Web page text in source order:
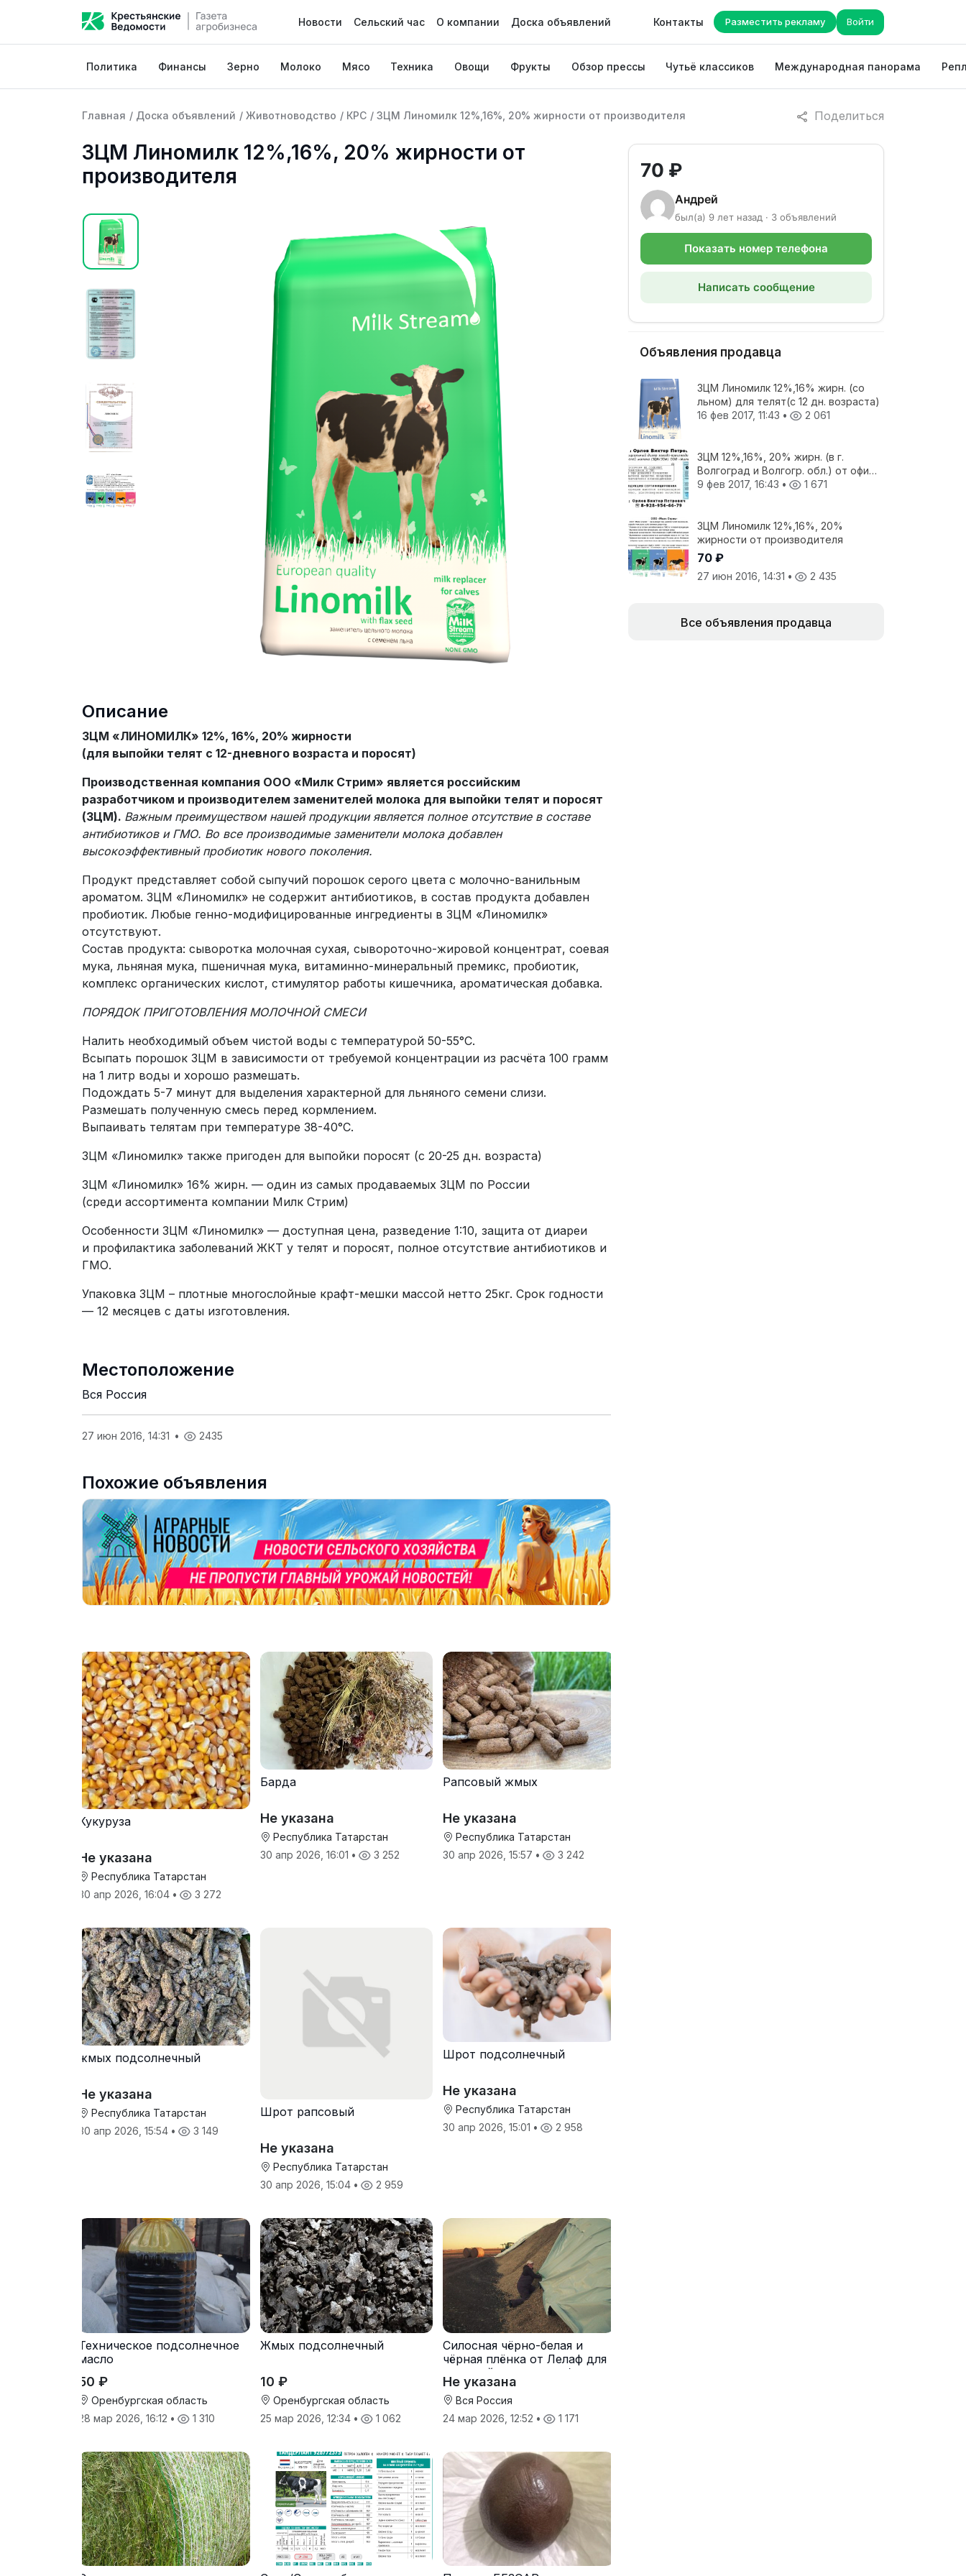
Новости Сельский час О компании Доска объявлений Контакты Разместить рекламу Войти
Политика Финансы Зерно Молоко Мясо Техника Овощи Фрукты Обзор прессы Чутьё классиков Международная панорама
Поделиться
Главная / Доска объявлений / Животноводство / КРС / ЗЦМ Линомилк 12%,16%, 20% жирности от производителя
ЗЦМ Линомилк 12%,16%, 20% жирности от
производителя
Описание
ЗЦМ «ЛИНОМИЛК» 12%, 16%, 20% жирности
(для выпойки телят с 12-дневного возраста и поросят)
Производственная компания ООО «Милк Стрим» является российским
разработчиком и производителем заменителей молока для выпойки телят и поросят
(ЗЦМ). Важным преимуществом нашей продукции является полное отсутствие в составе
антибиотиков и ГМО. Во все производимые заменители молока добавлен
высокоэффективный пробиотик нового поколения.
Продукт представляет собой сыпучий порошок серого цвета с молочно-ванильным
ароматом. ЗЦМ «Линомилк» не содержит антибиотиков, в состав продукта добавлен
пробиотик. Любые генно-модифицированные ингредиенты в ЗЦМ «Линомилк»
отсутствуют.
Состав продукта: сыворотка молочная сухая, сывороточно-жировой концентрат, соевая
мука, льняная мука, пшеничная мука, витаминно-минеральный премикс, пробиотик,
комплекс органических кислот, стимулятор работы кишечника, ароматическая добавка.
ПОРЯДОК ПРИГОТОВЛЕНИЯ МОЛОЧНОЙ СМЕСИ
Налить необходимый объем чистой воды с температурой 50-55°С.
Всыпать порошок ЗЦМ в зависимости от требуемой концентрации из расчёта 100 грамм
на 1 литр воды и хорошо размешать.
Подождать 5-7 минут для выделения характерной для льняного семени слизи.
Размешать полученную смесь перед кормлением.
Выпаивать телятам при температуре 38-40°С.
ЗЦМ «Линомилк» также пригоден для выпойки поросят (с 20-25 дн. возраста)
ЗЦМ «Линомилк» 16% жирн. — один из самых продаваемых ЗЦМ по России
(среди ассортимента компании Милк Стрим)
Особенности ЗЦМ «Линомилк» — доступная цена, разведение 1:10, защита от диареи
и профилактика заболеваний ЖКТ у телят и поросят, полное отсутствие антибиотиков и
ГМО.
Упаковка ЗЦМ – плотные многослойные крафт-мешки массой нетто 25кг. Срок годности
— 12 месяцев с даты изготовления.
Местоположение
Вся Россия
27 июн 2016, 14:31 • 2435
Похожие объявления
Кукуруза
Не указана
Республика Татарстан
30 апр 2026, 16:04 • 3 272
Барда
Не указана
Республика Татарстан
30 апр 2026, 16:01 • 3 252
Рапсовый жмых
Не указана
Республика Татарстан
30 апр 2026, 15:57 • 3 242
жмых подсолнечный
Не указана
Республика Татарстан
30 апр 2026, 15:54 • 3 149
Шрот рапсовый
Не указана
Республика Татарстан
30 апр 2026, 15:04 • 2 959
Шрот подсолнечный
Не указана
Республика Татарстан
30 апр 2026, 15:01 • 2 958
Техническое подсолнечное
масло
50 ₽
Оренбургская область
28 мар 2026, 16:12 • 1 310
Жмых подсолнечный
10 ₽
Оренбургская область
25 мар 2026, 12:34 • 1 062
Силосная чёрно-белая и
чёрная плёнка от Лелаф для
траншей и ям силоса/сенажа
Не указана
Вся Россия
24 мар 2026, 12:52 • 1 171
70 ₽
Андрей
был(а) 9 лет назад · 3 объявлений
Показать номер телефона
Написать сообщение
Объявления продавца
ЗЦМ Линомилк 12%,16% жирн. (со
льном) для телят(с 12 дн. возраста)
16 фев 2017, 11:43 • 2 061
ЗЦМ 12%,16%, 20% жирн. (в г.
Волгоград и Волгогр. обл.) от офиц.
дилера завода-производителя
9 фев 2017, 16:43 • 1 671
ЗЦМ Линомилк 12%,16%, 20%
жирности от производителя
70 ₽
27 июн 2016, 14:31 • 2 435
Все объявления продавца